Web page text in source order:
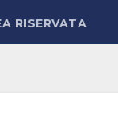
RISERVATA